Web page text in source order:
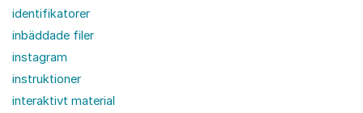
identifikatorer
inbäddade filer
instagram
instruktioner
interaktivt material